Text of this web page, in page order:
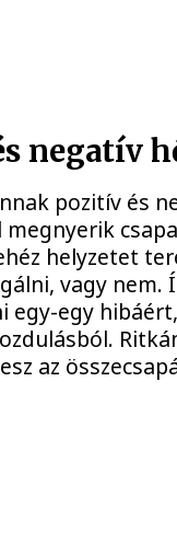
negatív
pozitív és
helyzetet
vagy nem.
egy
az